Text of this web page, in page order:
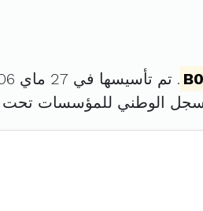
. تم تأسيسها في 27 ماي 2006 برأس مال قدره
الوطني للمؤسسات تحت